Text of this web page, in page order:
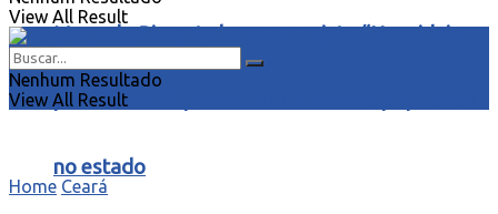
Manoela Pimenta lança o projeto “Uma ideia
para o Ceará” para ouvir demandas populares
no estado
View All Result
Nenhum Resultado
View All Result
Home Ceará